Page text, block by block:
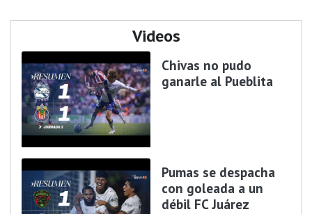
Videos
Chivas no pudo
ganarle al Pueblita
Pumas se despacha
con goleada a un
débil FC Juárez